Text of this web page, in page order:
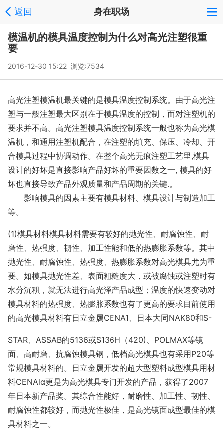
返回 身在职场
模温机的模具温度控制为什么对高光注塑很重
要
2016-12-30 15:22 浏览:7534
高光注塑模温机最关键的是模具温度控制系统。由于高光注
塑与一般注塑最大区别在于模具温度的控制，而对注塑机的
要求并不高。高光注塑模具温度控制系统一般也称为高光模
温机，和通用注塑机配合，在注塑的填充、保压、冷却、开
合模具过程中协调动作。在整个高光无痕注塑工艺里,模具
设计的好坏是直接影响产品好坏的重要因数之一, 模具的好
坏也直接导致产品外观质量和产品周期的关键.。
影响模具的因素主要有模具材料、模具设计与制造加工
等。
(1)模具材料模具材料需要有较好的抛光性、耐腐蚀性、耐
磨性、热强度、韧性、加工性能和低的热膨胀系数等。其中
抛光性、耐腐蚀性、热强度、热膨胀系数对高光模具尤为重
要。如模具抛光性差、表面粗糙度大，或被腐蚀或注塑时有
水分沉积，就无法进行高光泽产品成型；温度的快速变动对
模具材料的热强度、热膨胀系数也有了更高的要求目前使用
的高光模具材料有日立金属CENA1、日本大同NAK80和S-
STAR、ASSAB的5136或S136H（420)、POLMAX等镜
面、高耐磨、抗腐蚀模具钢，低档高光模具也有采用P20等
常规模具材料的。日立金属开发的超大型塑料成型模具用材
料CENAlα更是为高光模具专门开发的产品，获得了2007
年日本新产品奖。其综合性能好，耐磨性、加工性、韧性、
耐腐蚀性都较好，而抛光性极佳，是高光镜面成型最佳的模
具材料之一。